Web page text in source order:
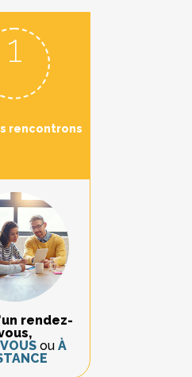
1
rencontrons
rendez-
ou À